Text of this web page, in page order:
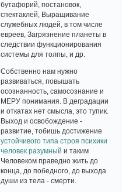
бутафорий, постановок,
спектаклей, Выращивание
служебных людей, в том числе
евреев, Загрязнение планеты в
следствии функционирования
системы для толпы, и др.
Собственно нам нужно
развиваться, повышать
осознанность, самосознание и
МЕРУ понимания. В деградации
и откатах нет смысла, это тупик.
Выход и освобождение -
развитие, тобишь достижение
устойчивого типа строя психики
человек разумный и таким
Человеком праведно жить до
конца, до победного, до выхода
души из тела - смерти.